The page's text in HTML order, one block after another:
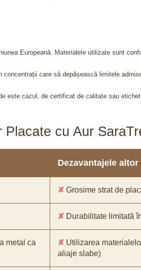
Europeană. Materialele utilizate sunt
care să depășească limitele
este cazul, de certificat de calitate sau
cu Aur
Dezavantajele
✘ Grosime strat de
✘ Durabilitate limitată
metal ca
✘ Utilizarea
aliaje slabe)